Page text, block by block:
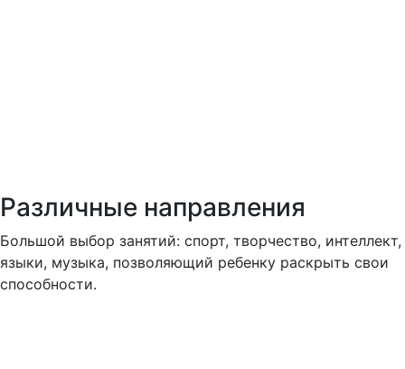
Различные направления
Большой выбор занятий: спорт, творчество, интеллект,
языки, музыка, позволяющий ребенку раскрыть свои
способности.